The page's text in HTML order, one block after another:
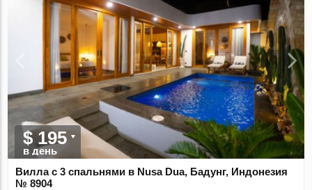
$ 195
в день
Вилла с 3 спальнями в Nusa Dua, Бадунг, Индонезия
№ 8904